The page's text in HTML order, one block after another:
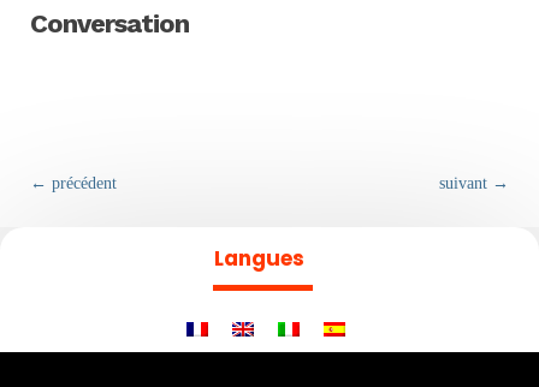
Conversation
← précédent suivant →
Langues